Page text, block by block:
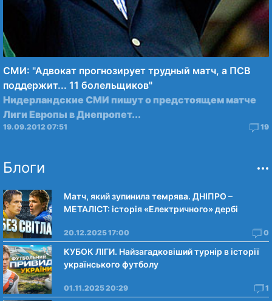
СМИ: "Адвокат прогнозирует трудный матч, а ПСВ
поддержит... 11 болельщиков"
Нидерландские СМИ пишут о предстоящем матче
Лиги Европы в Днепропет...
19.09.2012 07:51 19
Блоги
Матч, який зупинила темрява. ДНІПРО –
МЕТАЛІСТ: історія «Електричного» дербі
20.12.2025 17:00 0
КУБОК ЛІГИ. Найзагадковіший турнір в історії
українського футболу
01.11.2025 20:29 1